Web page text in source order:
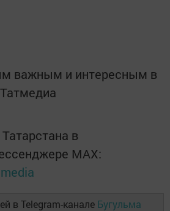
важным и интересным в
Татмедиа
в
MАХ:
в Telegram-канале Бугульма